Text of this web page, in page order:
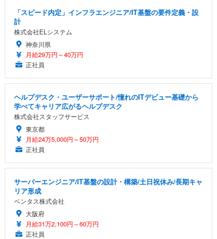
「スピード内定」インフラエンジニア/IT基盤の要件定義・設
計
株式会社ELシステム
神奈川県
月給29万円～40万円
正社員
ヘルプデスク・ユーザーサポート/憧れのITデビュー基礎から
学べてキャリア広がるヘルプデスク
株式会社スタッフサービス
東京都
月給24万5,000円～50万円
正社員
サーバーエンジニア/IT基盤の設計・構築/土日祝休み/長期キャ
リア形成
ベンタス株式会社
大阪府
月給31万2,100円～60万円
正社員